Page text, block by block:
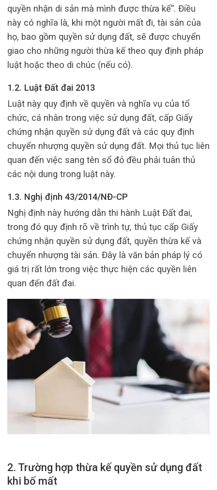
quyền nhận di sản mà mình được thừa kế”. Điều
này có nghĩa là, khi một người mất đi, tài sản của
họ, bao gồm quyền sử dụng đất, sẽ được chuyển
giao cho những người thừa kế theo quy định pháp
luật hoặc theo di chúc (nếu có).
1.2. Luật Đất đai 2013
Luật này quy định về quyền và nghĩa vụ của tổ
chức, cá nhân trong việc sử dụng đất, cấp Giấy
chứng nhận quyền sử dụng đất và các quy định
chuyển nhượng quyền sử dụng đất. Mọi thủ tục liên
quan đến việc sang tên sổ đỏ đều phải tuân thủ
các nội dung trong luật này.
1.3. Nghị định 43/2014/NĐ-CP
Nghị định này hướng dẫn thi hành Luật Đất đai,
trong đó quy định rõ về trình tự, thủ tục cấp Giấy
chứng nhận quyền sử dụng đất, quyền thừa kế và
chuyển nhượng tài sản. Đây là văn bản pháp lý có
giá trị rất lớn trong việc thực hiện các quyền liên
quan đến đất đai.
2. Trường hợp thừa kế quyền sử dụng đất
khi bố mất